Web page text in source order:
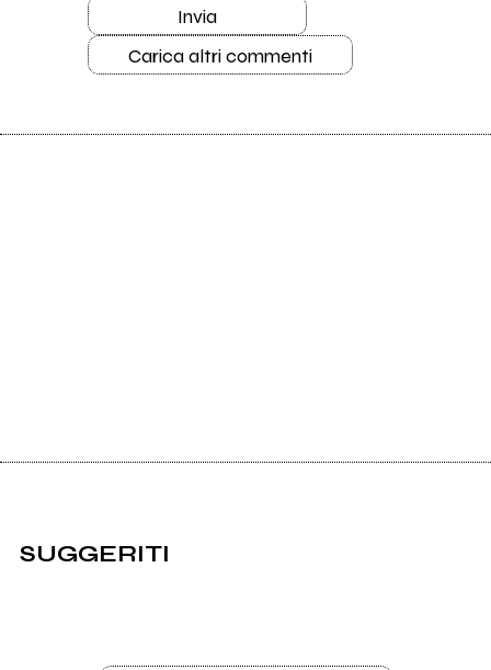
8. Il Mondo È Morto (Trent'Anni Fà)
9. Una Dedica
Invia
Carica altri commenti
SUGGERITI